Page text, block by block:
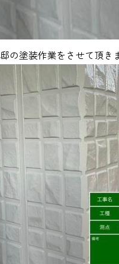
の塗装作業をさせて頂き